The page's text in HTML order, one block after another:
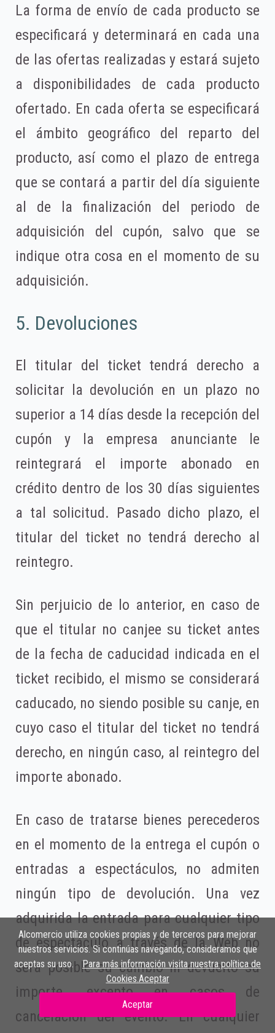
La forma de envío de cada producto se
especificará y determinará en cada una
de las ofertas realizadas y estará sujeto
a disponibilidades de cada producto
ofertado. En cada oferta se especificará
el ámbito geográfico del reparto del
producto, así como el plazo de entrega
que se contará a partir del día siguiente
al de la finalización del periodo de
adquisición del cupón, salvo que se
indique otra cosa en el momento de su
adquisición.
5. Devoluciones
El titular del ticket tendrá derecho a
solicitar la devolución en un plazo no
superior a 14 días desde la recepción del
cupón y la empresa anunciante le
reintegrará el importe abonado en
crédito dentro de los 30 días siguientes
a tal solicitud. Pasado dicho plazo, el
titular del ticket no tendrá derecho al
reintegro.
Sin perjuicio de lo anterior, en caso de
que el titular no canjee su ticket antes
de la fecha de caducidad indicada en el
ticket recibido, el mismo se considerará
caducado, no siendo posible su canje, en
cuyo caso el titular del ticket no tendrá
derecho, en ningún caso, al reintegro del
importe abonado.
En caso de tratarse bienes perecederos
en el momento de la entrega el cupón o
entradas a espectáculos, no admiten
ningún tipo de devolución. Una vez
adquirida la entrada para cualquier tipo
de espectáculo a través de la Web no
será posible su cambio ni devuelto su
importe, excepto en casos de
cancelación del evento. En cualquier
Alcomercio utiliza cookies propias y de terceros para mejorar
nuestros servicios. Si continúas navegando, consideramos que
aceptas su uso. Para más información visita nuestra política de
Cookies.Aceptar
Aceptar